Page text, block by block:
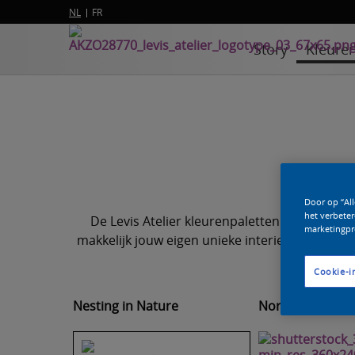
NL FR
Story
De Levis Atelier kleurenpaletten zijn er
makkelijk jouw eigen unieke interieurdroom.
Nesting in Nature Nordic Neutrals
Door op
het
Cookie-